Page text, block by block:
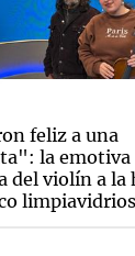
feliz a una
la emotiva
del violín a la
limpiavidrios